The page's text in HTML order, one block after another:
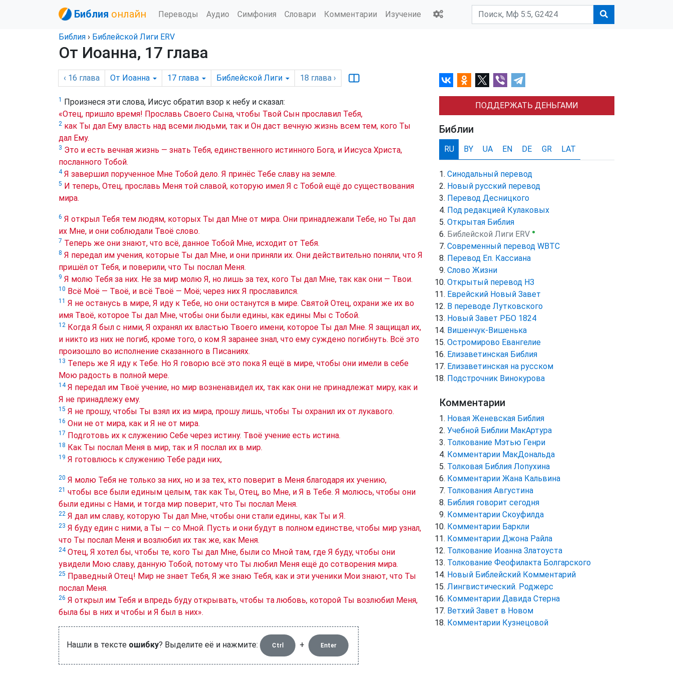
Библия онлайн Переводы Аудио Симфония Словари Комментарии Изучение
Библия › Библейской Лиги ERV
От Иоанна, 17 глава
‹ 16 глава От Иоанна 17 глава Библейской Лиги 18 глава ›
1 Произнеся эти слова, Иисус обратил взор к небу и сказал:
«Отец, пришло время! Прославь Своего Сына, чтобы Твой Сын прославил Тебя,
2 как Ты дал Ему власть над всеми людьми, так и Он даст вечную жизнь всем тем, кого Ты
дал Ему.
3 Это и есть вечная жизнь — знать Тебя, единственного истинного Бога, и Иисуса Христа,
посланного Тобой.
4 Я завершил порученное Мне Тобой дело. Я принёс Тебе славу на земле.
5 И теперь, Отец, прославь Меня той славой, которую имел Я с Тобой ещё до существования
мира.
6 Я открыл Тебя тем людям, которых Ты дал Мне от мира. Они принадлежали Тебе, но Ты дал
их Мне, и они соблюдали Твоё слово.
7 Теперь же они знают, что всё, данное Тобой Мне, исходит от Тебя.
8 Я передал им учения, которые Ты дал Мне, и они приняли их. Они действительно поняли, что Я
пришёл от Тебя, и поверили, что Ты послал Меня.
9 Я молю Тебя за них. Не за мир молю Я, но лишь за тех, кого Ты дал Мне, так как они — Твои.
10 Всё Моё — Твоё, и всё Твоё — Моё; через них Я прославился.
11 Я не останусь в мире, Я иду к Тебе, но они останутся в мире. Святой Отец, охрани же их во
имя Твоё, которое Ты дал Мне, чтобы они были едины, как едины Мы с Тобой.
12 Когда Я был с ними, Я охранял их властью Твоего имени, которое Ты дал Мне. Я защищал их,
и никто из них не погиб, кроме того, о ком Я заранее знал, что ему суждено погибнуть. Всё это
произошло во исполнение сказанного в Писаниях.
13 Теперь же Я иду к Тебе. Но Я говорю всё это пока Я ещё в мире, чтобы они имели в себе
Мою радость в полной мере.
14 Я передал им Твоё учение, но мир возненавидел их, так как они не принадлежат миру, как и
Я не принадлежу ему.
15 Я не прошу, чтобы Ты взял их из мира, прошу лишь, чтобы Ты охранил их от лукавого.
16 Они не от мира, как и Я не от мира.
17 Подготовь их к служению Себе через истину. Твоё учение есть истина.
18 Как Ты послал Меня в мир, так и Я послал их в мир.
19 Я готовлюсь к служению Тебе ради них,
20 Я молю Тебя не только за них, но и за тех, кто поверит в Меня благодаря их учению,
21 чтобы все были единым целым, так как Ты, Отец, во Мне, и Я в Тебе. Я молюсь, чтобы они
были едины с Нами, и тогда мир поверит, что Ты послал Меня.
22 Я дал им славу, которую Ты дал Мне, чтобы они стали едины, как Ты и Я.
23 Я буду един с ними, а Ты — со Мной. Пусть и они будут в полном единстве, чтобы мир узнал,
что Ты послал Меня и возлюбил их так же, как Меня.
24 Отец, Я хотел бы, чтобы те, кого Ты дал Мне, были со Мной там, где Я буду, чтобы они
увидели Мою славу, данную Тобой, потому что Ты любил Меня ещё до сотворения мира.
25 Праведный Отец! Мир не знает Тебя, Я же знаю Тебя, как и эти ученики Мои знают, что Ты
послал Меня.
26 Я открыл им Тебя и впредь буду открывать, чтобы та любовь, которой Ты возлюбил Меня,
была бы в них и чтобы и Я был в них».
Нашли в тексте ошибку? Выделите её и нажмите: Ctrl + Enter
ПОДДЕРЖАТЬ ДЕНЬГАМИ
Библии
RU BY UA EN DE GR LAT
Синодальный перевод
Новый русский перевод
Перевод Десницкого
Под редакцией Кулаковых
Открытая Библия
Библейской Лиги ERV ●
Cовременный перевод WBTC
Перевод Еп. Кассиана
Слово Жизни
Открытый перевод НЗ
Еврейский Новый Завет
В переводе Лутковского
Новый Завет РБО 1824
Вишенчук-Вишенька
Остромирово Евангелие
Елизаветинская Библия
Елизаветинская на русском
Подстрочник Винокурова
Комментарии
Новая Женевская Библия
Учебной Библии МакАртура
Толкование Мэтью Генри
Комментарии МакДональда
Толковая Библия Лопухина
Комментарии Жана Кальвина
Толкования Августина
Библия говорит сегодня
Комментарии Скоуфилда
Комментарии Баркли
Комментарии Джона Райла
Толкование Иоанна Златоуста
Толкование Феофилакта Болгарского
Новый Библейский Комментарий
Лингвистический. Роджерс
Комментарии Давида Стерна
Ветхий Завет в Новом
Комментарии Кузнецовой